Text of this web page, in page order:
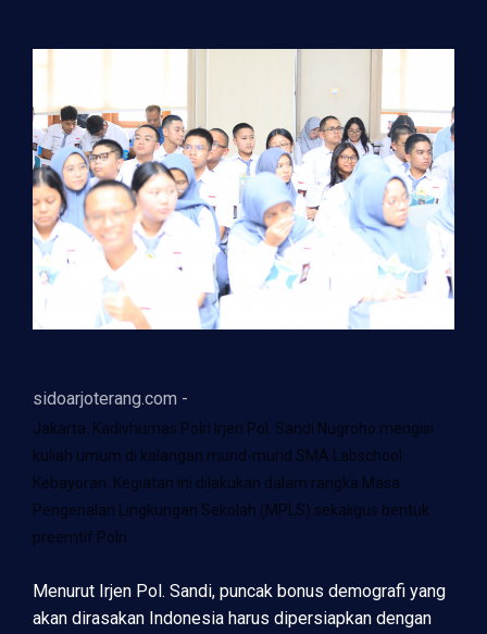
sidoarjoterang.com -
Jakarta. Kadivhumas Polri Irjen Pol. Sandi Nugroho mengisi
kuliah umum di kalangan murid-murid SMA Labschool
Kebayoran. Kegiatan ini dilakukan dalam rangka Masa
Pengenalan Lingkungan Sekolah (MPLS) sekaligus bentuk
preemtif Polri.
Menurut Irjen Pol. Sandi, puncak bonus demografi yang
akan dirasakan Indonesia harus dipersiapkan dengan